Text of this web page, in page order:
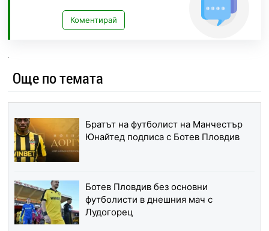
Коментирай
Още по темата
Братът на футболист на Манчестър
Юнайтед подписа с Ботев Пловдив
Ботев Пловдив без основни
футболисти в днешния мач с
Лудогорец